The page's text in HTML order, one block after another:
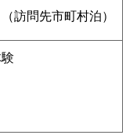
（訪問先市町村泊）